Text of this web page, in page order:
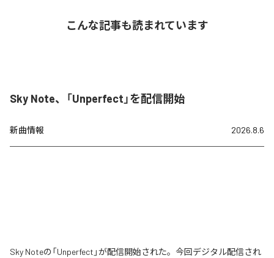
こんな記事も読まれています
Sky Note、「Unperfect」を配信開始
新曲情報 2026.8.6
Sky Noteの「Unperfect」が配信開始された。今回デジタル配信され